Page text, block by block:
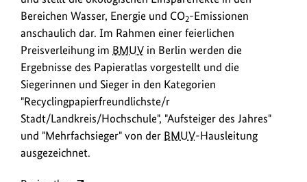
Bereichen Wasser, Energie und CO2-Emissionen
anschaulich dar. Im Rahmen einer feierlichen
Preisverleihung im BMUV in Berlin werden die
Ergebnisse des Papieratlas vorgestellt und die
Siegerinnen und Sieger in den Kategorien
"Recyclingpapierfreundlichste/r
Stadt/Landkreis/Hochschule", "Aufsteiger des Jahres"
und "Mehrfachsieger" von der BMUV-Hausleitung
ausgezeichnet.